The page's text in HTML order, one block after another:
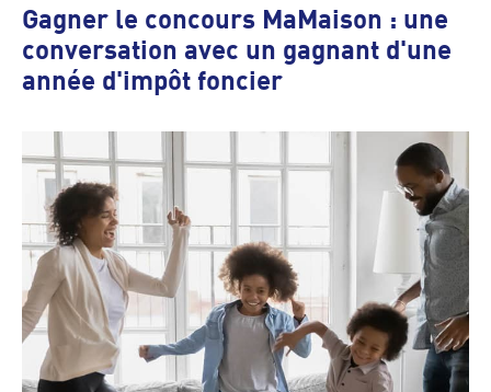
Gagner le concours MaMaison : une
conversation avec un gagnant d'une
année d'impôt foncier